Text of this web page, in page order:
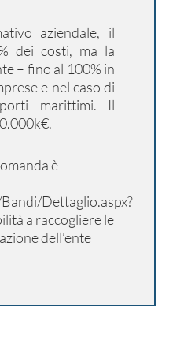
aziendale, il
dei costi, ma la
– fino al 100% in
e nel caso di
marittimi. Il
è
Dettaglio.aspx?
a raccogliere le
dell’ente